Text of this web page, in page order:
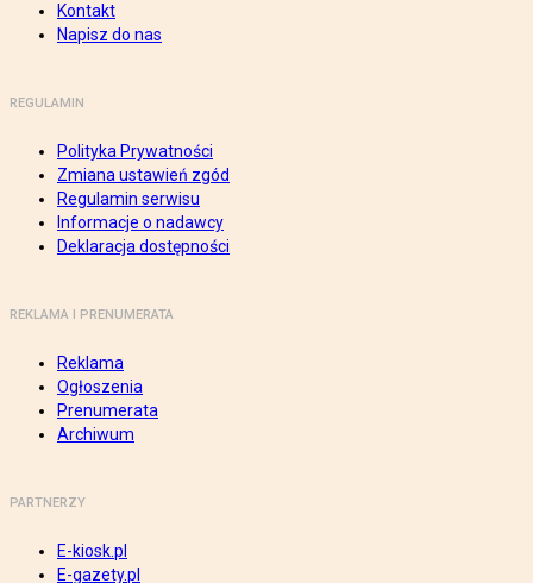
Kontakt
Napisz do nas
REGULAMIN
Polityka Prywatności
Zmiana ustawień zgód
Regulamin serwisu
Informacje o nadawcy
Deklaracja dostępności
REKLAMA I PRENUMERATA
Reklama
Ogłoszenia
Prenumerata
Archiwum
PARTNERZY
E-kiosk.pl
E-gazety.pl